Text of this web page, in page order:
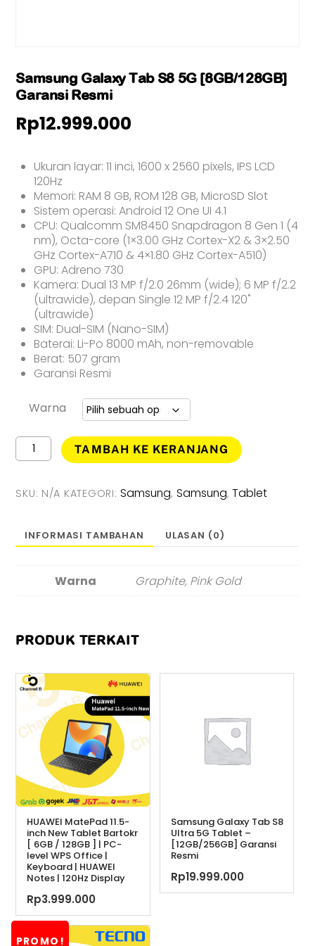
Samsung Galaxy Tab S8 5G [8GB/128GB]
Garansi Resmi
Rp12.999.000
Ukuran layar: 11 inci, 1600 x 2560 pixels, IPS LCD
120Hz
Memori: RAM 8 GB, ROM 128 GB, MicroSD Slot
Sistem operasi: Android 12 One UI 4.1
CPU: Qualcomm SM8450 Snapdragon 8 Gen 1 (4
nm), Octa-core (1×3.00 GHz Cortex-X2 & 3×2.50
GHz Cortex-A710 & 4×1.80 GHz Cortex-A510)
GPU: Adreno 730
Kamera: Dual 13 MP f/2.0 26mm (wide); 6 MP f/2.2
(ultrawide), depan Single 12 MP f/2.4 120˚
(ultrawide)
SIM: Dual-SIM (Nano-SIM)
Baterai: Li-Po 8000 mAh, non-removable
Berat: 507 gram
Garansi Resmi
Warna
Kuantitas
Samsung
Tab
S8
[8GB/128GB]
Garansi
Resmi
TAMBAH KE KERANJANG
SKU: N/A KATEGORI:Samsung, Samsung,Tablet
INFORMASI TAMBAHAN ULASAN (0)
Warna Graphite, Pink Gold
PRODUK TERKAIT
HUAWEI MatePad 11.5-
inch New Tablet Bartokr
[ 6GB / 128GB ] | PC-
level WPS Office |
Keyboard | HUAWEI
Notes | 120Hz Display
Rp3.999.000
Samsung Galaxy Tab S8
Ultra 5G Tablet –
[12GB/256GB] Garansi
Resmi
Rp19.999.000
PROMO!